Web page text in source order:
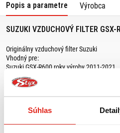
Súhlas
Popis a parametre Výrobca
SUZUKI VZDUCHOVÝ FILTER
Originálny vzduchový filter Suzuki
Vhodný pre:
Suzuki GSX-R600 roky výroby 2011-2021
Suzuki GSX-R750 roky výroby 2011-2021